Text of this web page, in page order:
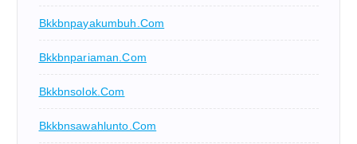
Bkkbnpayakumbuh.com
Bkkbnpariaman.com
Bkkbnsolok.com
Bkkbnsawahlunto.com